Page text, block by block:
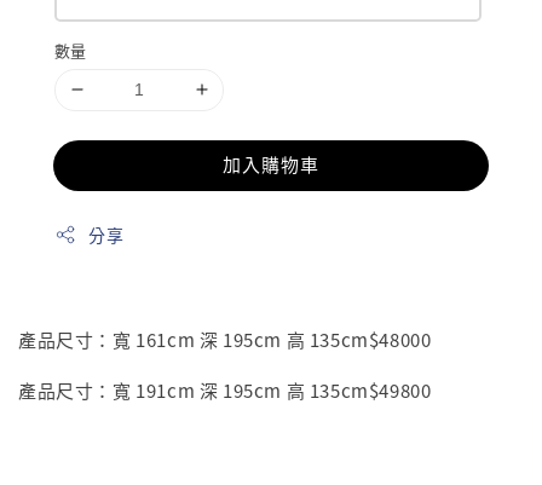
數量
加入購物車
分享
產品尺寸：寬 161cm 深 195cm 高 135cm$48000
產品尺寸：寬 191cm 深 195cm 高 135cm$49800